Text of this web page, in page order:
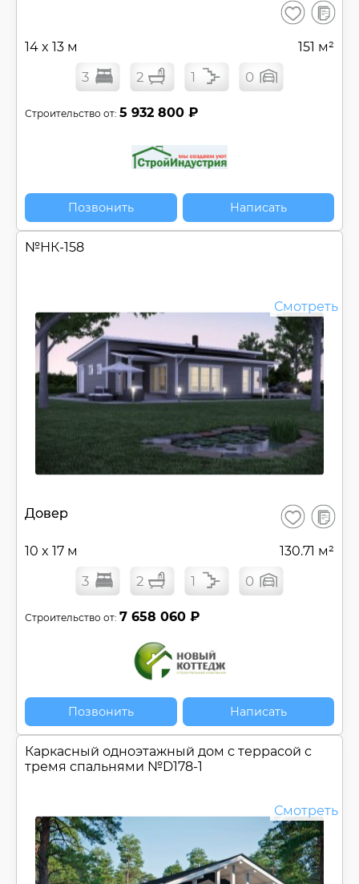
Сохранить
В
14 x 13 м 151 м²
3 2 1 0
Строительство от: 5 932 800 ₽
Позвонить Написать
№НК-158
Смотреть
Довер Сохранить
В
10 x 17 м 130.71 м²
3 2 1 0
Строительство от: 7 658 060 ₽
Позвонить Написать
Каркасный одноэтажный дом c террасой с
тремя спальнями №D178-1
Смотреть